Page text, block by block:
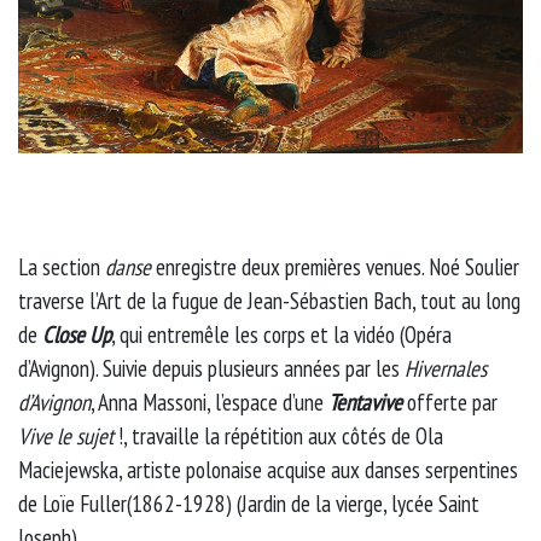
La section danseenregistre deux premières venues. Noé Soulier
traverse l’Art de la fugue de Jean-Sébastien Bach, tout au long
de Close Up, qui entremêle les corps et la vidéo (Opéra
d’Avignon). Suivie depuis plusieurs années par les Hivernales
d’Avignon, Anna Massoni, l’espace d’une Tentaviveofferte par
Vive le sujet!, travaille la répétition aux côtés de Ola
Maciejewska, artiste polonaise acquise aux danses serpentines
de Loïe Fuller(1862-1928) (Jardin de la vierge, lycée Saint